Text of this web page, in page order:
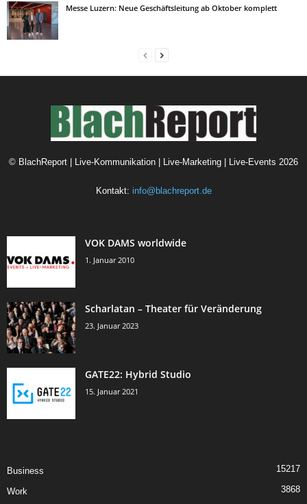
Messe Luzern: Neue Geschäftsleitung ab Oktober komplett
© BlachReport | Live-Kommunikation | Live-Marketing | Live-Events 2026
Kontakt: info@blachreport.de
VOK DAMS worldwide
1. Januar 2010
Scharlatan – Theater für Veränderung
23. Januar 2023
GATE22: Hybrid Studio
15. Januar 2021
Business 15217
Work 3868